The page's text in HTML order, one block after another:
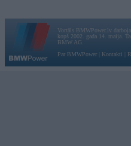
Vortāls BMWPower.lv
kopš 2002. gada 14. maija.
BMW AG.
Par BMWPower
Kontakti